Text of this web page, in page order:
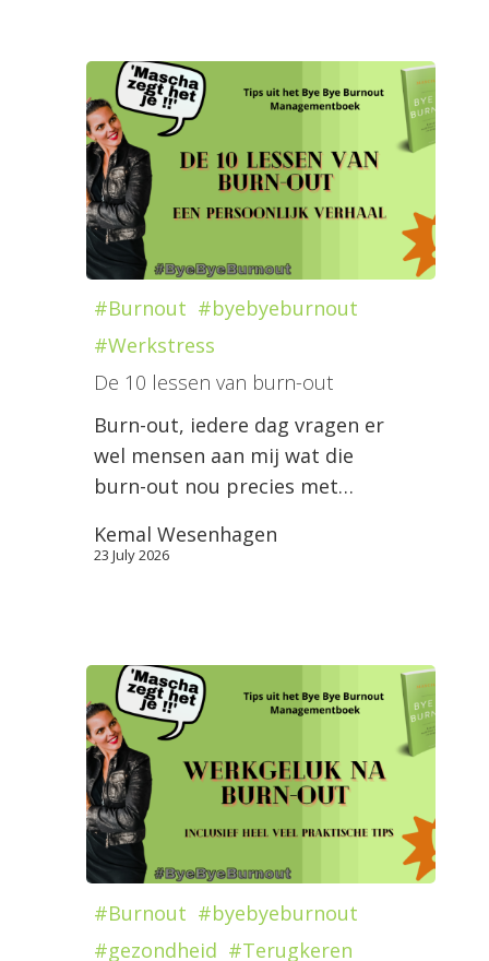
#Burnout #byebyeburnout
#Werkstress
De 10 lessen van burn-out
Burn-out, iedere dag vragen er
wel mensen aan mij wat die
burn-out nou precies met…
Kemal Wesenhagen
23 July 2026
#Burnout #byebyeburnout
#gezondheid #Terugkeren